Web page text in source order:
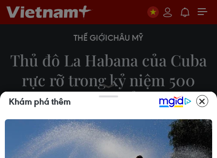
THẾ GIỚICHÂU MỸ
Thủ đô La Habana của Cuba
rực rỡ trong kỷ niệm 500
năm tuổi
17/11/2019 12:54
Đêm 16/11, thủ đô La Habana của Cuba đã kỷ
Khám phá thêm